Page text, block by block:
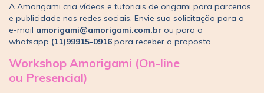
A Amorigami cria vídeos e tutoriais de origami para parcerias
e publicidade nas redes sociais. Envie sua solicitação para o
e-mail amorigami@amorigami.com.br ou para o
whatsapp (11)99915-0916 para receber a proposta.
Workshop Amorigami (On-line
ou Presencial)